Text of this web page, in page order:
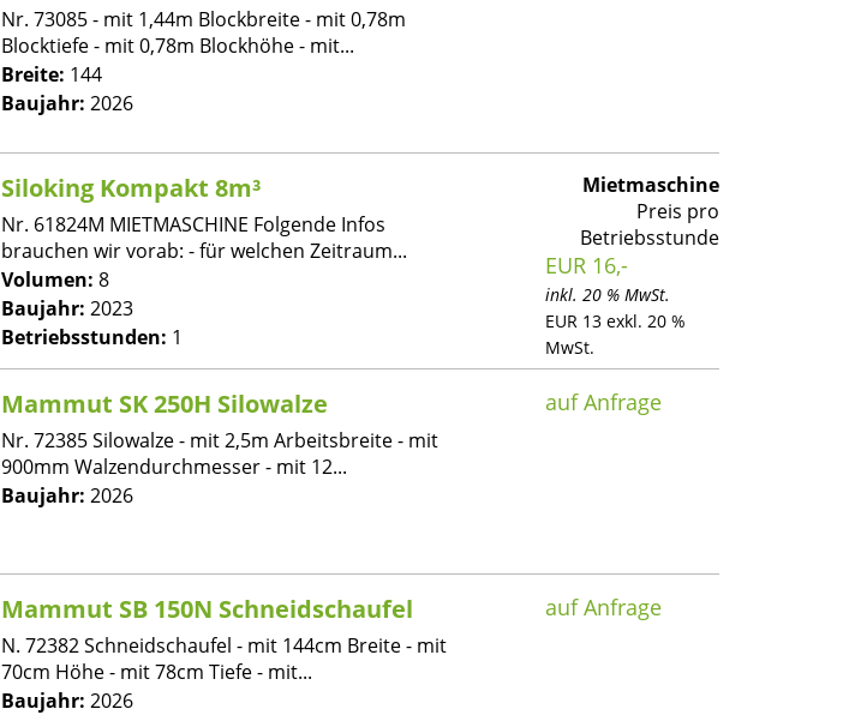
Nr. 73085 - mit 1,44m Blockbreite - mit 0,78m
Blocktiefe - mit 0,78m Blockhöhe - mit...
Breite: 144
Baujahr: 2026
Siloking Kompakt 8m³
Nr. 61824M MIETMASCHINE Folgende Infos
brauchen wir vorab: - für welchen Zeitraum...
Volumen: 8
Baujahr: 2023
Betriebsstunden: 1
Mietmaschine
Preis pro
Betriebsstunde
EUR 16,-
inkl. 20 % MwSt.
EUR 13 exkl. 20 %
MwSt.
Mammut SK 250H Silowalze
Nr. 72385 Silowalze - mit 2,5m Arbeitsbreite - mit
900mm Walzendurchmesser - mit 12...
Baujahr: 2026
auf Anfrage
Mammut SB 150N Schneidschaufel
N. 72382 Schneidschaufel - mit 144cm Breite - mit
70cm Höhe - mit 78cm Tiefe - mit...
Baujahr: 2026
auf Anfrage